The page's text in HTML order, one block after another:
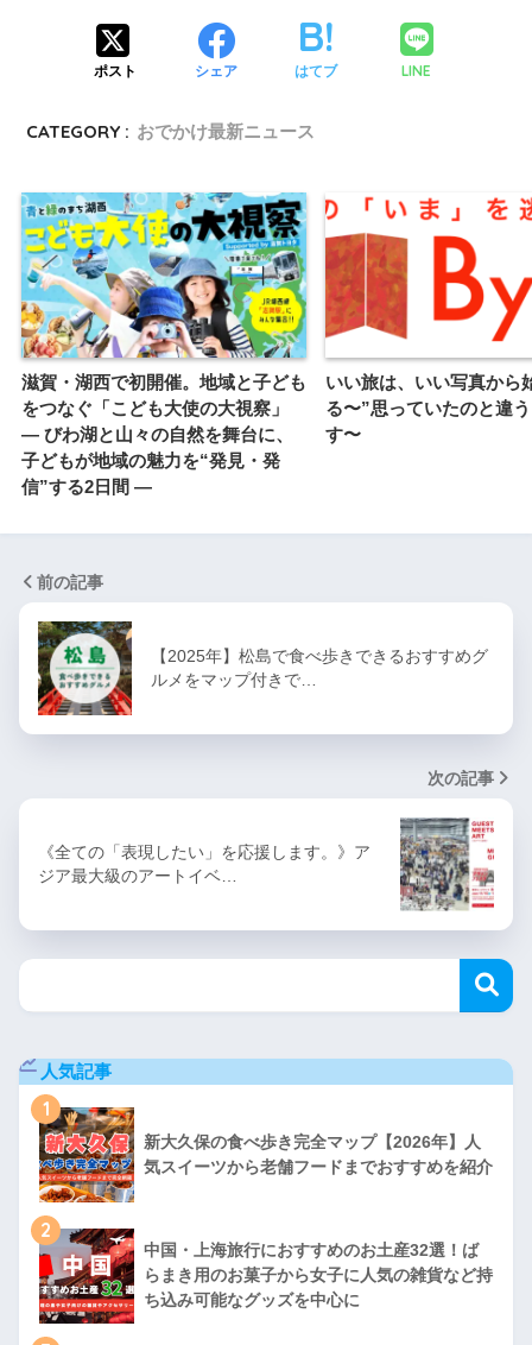
ポスト シェア はてブ LINE
CATEGORY : おでかけ最新ニュース
滋賀・湖西で初開催。地域と子ども
をつなぐ「こども大使の大視察」
— びわ湖と山々の自然を舞台に、
子どもが地域の魅力を“発見・発
信”する2日間 —
いい旅は、いい写真から
る〜”思っていたのと違
す〜
前の記事
【2025年】松島で食べ歩きできるおすすめグ
ルメをマップ付きで…
次の記事
《全ての「表現したい」を応援します。》ア
ジア最大級のアートイベ…
人気記事
1
新大久保の食べ歩き完全マップ【2026年】人
気スイーツから老舗フードまでおすすめを紹介
2
中国・上海旅行におすすめのお土産32選！ば
らまき用のお菓子から女子に人気の雑貨など持
ち込み可能なグッズを中心に